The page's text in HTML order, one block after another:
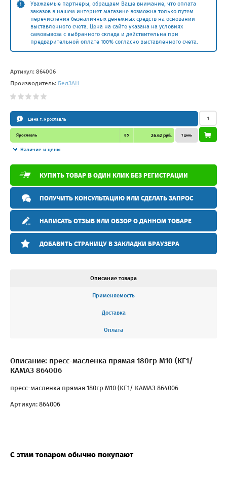
Уважаемые партнеры, обращаем Ваше внимание, что оплата
заказов в нашем интернет магазине возможна только путем
перечисления безналичных денежных средств на основании
выставленного счета. Цена на сайте указана на условиях
самовывоза с выбранного склада и действительна при
предварительной оплате 100% согласно выставленного счета.
Артикул: 864006
Производитель: БелЗAН
Цена г. Ярославль
Ярославль 85 26.62 руб.
Наличие и цены
1 день
КУПИТЬ ТОВАР В ОДИН КЛИК БЕЗ РЕГИСТРАЦИИ
ПОЛУЧИТЬ КОНСУЛЬТАЦИЮ ИЛИ СДЕЛАТЬ ЗАПРОС
НАПИСАТЬ ОТЗЫВ ИЛИ ОБЗОР О ДАННОМ ТОВАРЕ
ДОБАВИТЬ СТРАНИЦУ В ЗАКЛАДКИ БРАУЗЕРА
Описание товара
Применяемость
Доставка
Оплата
Описание: пресс-масленка прямая 180гр М10 (КГ1/
КАМАЗ 864006
пресс-масленка прямая 180гр М10 (КГ1/ КАМАЗ 864006
Артикул: 864006
С этим товаром обычно покупают